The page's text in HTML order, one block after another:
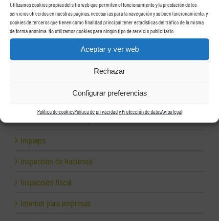
Utilizamos cookies propias del sitio web que permiten el funcionamiento y la prestación de los
servicios ofrecidos en nuestras páginas, necesarias para la navegación y su buen funcionamiento, y
cookies de terceros que tienen como finalidad principal tener estadísticas del tráfico de la misma
de forma anónima. No utilizamos cookies para ningún tipo de servicio publicitario.
Aceptar y ver web
Rechazar
Configurar preferencias
Política de cookiesPolítica de privacidad y Protección de datosAviso legal
Exportación
Facturas
Impagos
Inspección de Hacienda
Inspección fiscal
Internet para empresas